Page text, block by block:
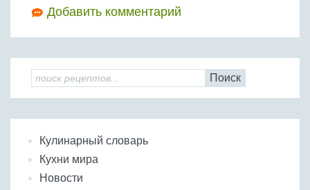
Добавить комментарий
Поиск
Кулинарный словарь
Кухни мира
Новости